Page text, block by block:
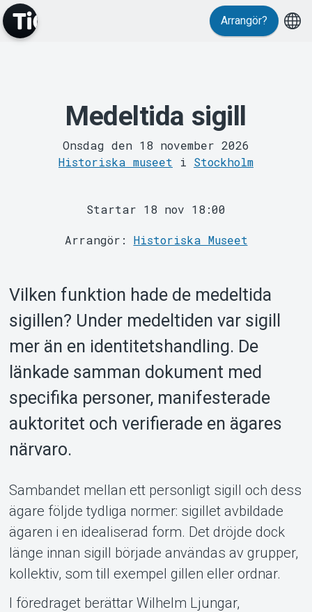
MyTickster
Support
Arrangör?
Medeltida sigill
Onsdag den 18 november 2026
Historiska museet i Stockholm
Startar 18 nov 18:00
Arrangör: Historiska Museet
Vilken funktion hade de medeltida
sigillen? Under medeltiden var sigill
mer än en identitetshandling. De
länkade samman dokument med
specifika personer, manifesterade
auktoritet och verifierade en ägares
närvaro.
Sambandet mellan ett personligt sigill och dess
ägare följde tydliga normer: sigillet avbildade
ägaren i en idealiserad form. Det dröjde dock
länge innan sigill började användas av grupper,
kollektiv, som till exempel gillen eller ordnar.
I föredraget berättar Wilhelm Ljungar,